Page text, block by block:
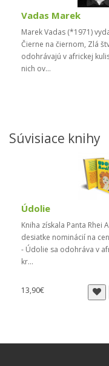
Vadas Marek
Marek Vadas (*1971)
Čierne na čiernom, Zlá
odohrávajú v africkej
nich ov...
Súvisiace knihy
Údolie
Kniha získala Panta Rhei
desiatke nominácií na
- Údolie sa odohráva v
kr...
13,90€